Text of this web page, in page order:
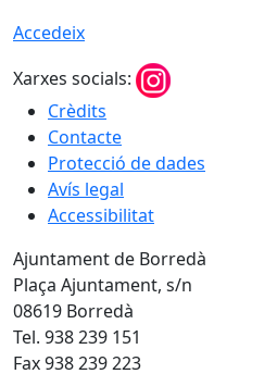
Accedeix
Xarxes socials:
Crèdits
Contacte
Protecció de dades
Avís legal
Accessibilitat
Ajuntament de Borredà
Plaça Ajuntament, s/n
08619 Borredà
Tel. 938 239 151
Fax 938 239 223